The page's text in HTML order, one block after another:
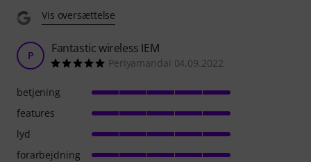
Vis oversættelse
P Fantastic wireless IEM
Periyamandai 04.09.2022
betjening
features
lyd
forarbejdning